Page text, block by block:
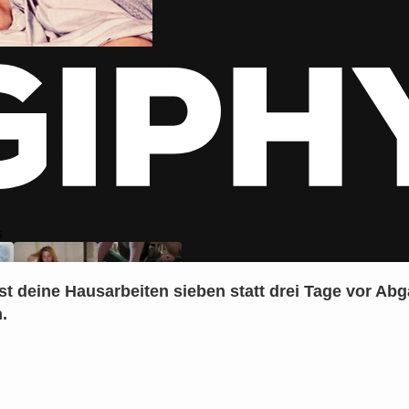
deine Hausarbeiten sieben statt drei Tage vor